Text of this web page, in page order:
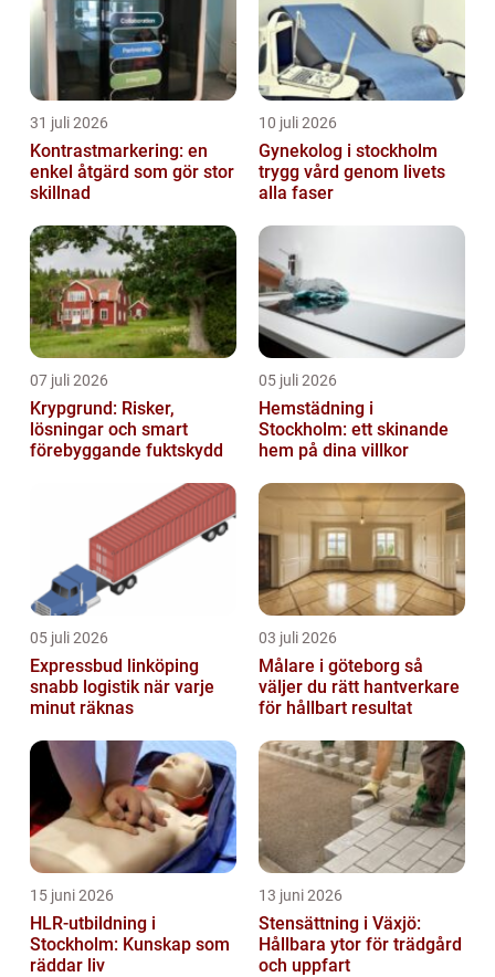
31 juli 2026
Kontrastmarkering: en
enkel åtgärd som gör stor
skillnad
10 juli 2026
Gynekolog i stockholm
trygg vård genom livets
alla faser
07 juli 2026
Krypgrund: Risker,
lösningar och smart
förebyggande fuktskydd
05 juli 2026
Hemstädning i
Stockholm: ett skinande
hem på dina villkor
05 juli 2026
Expressbud linköping
snabb logistik när varje
minut räknas
03 juli 2026
Målare i göteborg så
väljer du rätt hantverkare
för hållbart resultat
15 juni 2026
HLR-utbildning i
Stockholm: Kunskap som
räddar liv
13 juni 2026
Stensättning i Växjö:
Hållbara ytor för trädgård
och uppfart